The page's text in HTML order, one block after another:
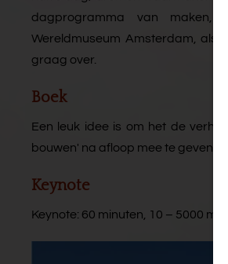
dagprogramma van
Wereldmuseum Amsterdam, als
graag over.
Boek
Een leuk idee is om het de
bouwen' na afloop mee te geven.
Keynote
Keynote: 60 minuten, 10 – 5000